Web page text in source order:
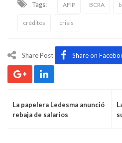
Tags: AFIP BCRA
créditos crisis
Share Post Share on
La papelera Ledesma anunció
rebaja de salarios